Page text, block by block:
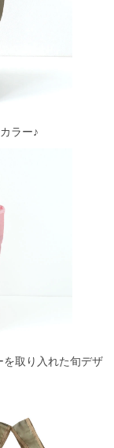
ラー♪
を取り入れた旬デザ